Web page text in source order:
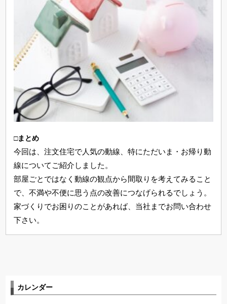
□まとめ
今回は、注文住宅で人気の動線、特にただいま・お帰り動
線についてご紹介しました。
部屋ごとではなく動線の観点から間取りを考えてみること
で、不満や不便に思う点の改善につなげられるでしょう。
家づくりでお困りのことがあれば、当社までお問い合わせ
下さい。
カレンダー